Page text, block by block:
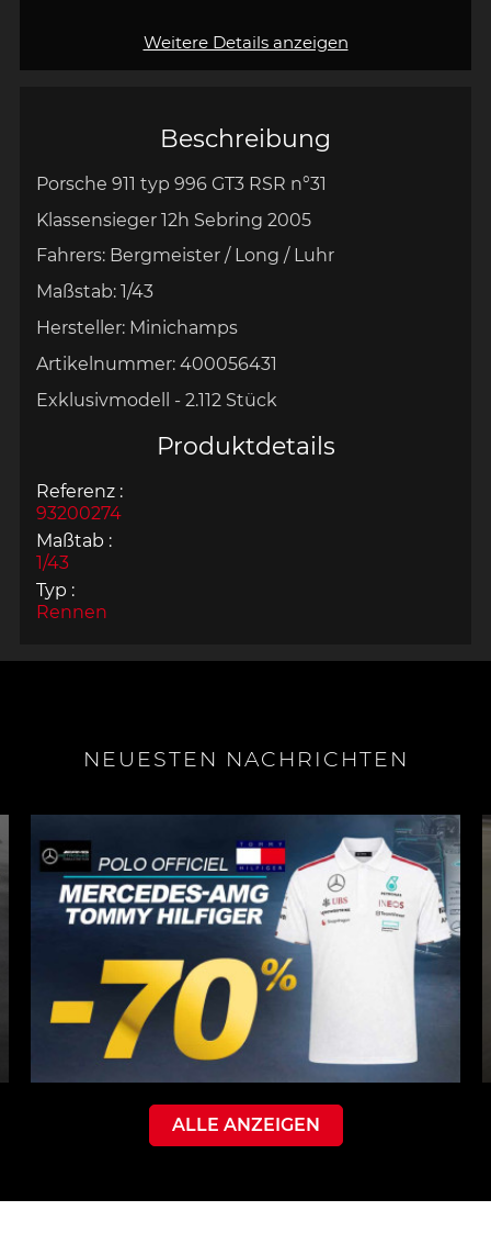
Beschreibung
Porsche 911 typ 996 GT3 RSR n°31
Klassensieger 12h Sebring 2005
Fahrers: Bergmeister / Long / Luhr
Maßstab: 1/43
Hersteller: Minichamps
Artikelnummer: 400056431
Exklusivmodell - 2.112 Stück
Produktdetails
Referenz :
93200274
Maßtab :
1/43
Typ :
Rennen
Weitere Details anzeigen
NEUESTEN NACHRICHTEN
ALLE ANZEIGEN